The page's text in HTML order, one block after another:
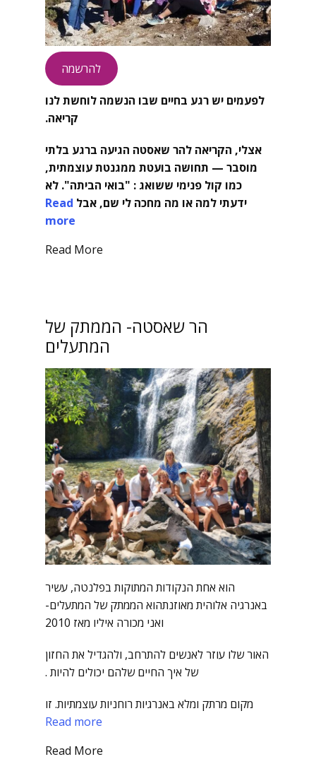
להרשמה
לפעמים יש רגע בחיים שבו הנשמה לוחשת לנו
קריאה.
אצלי, הקריאה להר שאסטה הגיעה ברגע בלתי
מוסבר — תחושה בועטת ממגנטת עוצמתית,
כמו קול פנימי ששואג : "בואי הביתה". לא
ידעתי למה או מה מחכה לי שם, אבל Read
more
Read More
הר שאסטה- הממתק של
המתעלים
הוא אחת הנקודות המתוקות בפלנטה, עשיר
באנרגיה אלוהית מאוזנתהוא הממתק של המתעלים-
ואני מכורה איליו מאז 2010
האור שלו עוזר לאנשים להתרחב, ולהגדיל את החזון
של איך החיים שלהם יכולים להיות .
מקום מרתק ומלא באנרגיות רוחניות עוצמתיות. זו
Read more
Read More